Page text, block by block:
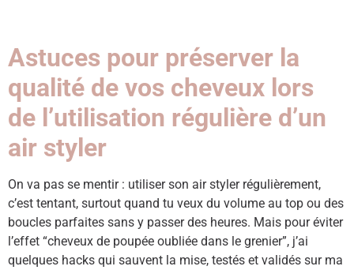
Astuces pour préserver la
qualité de vos cheveux lors
de l’utilisation régulière d’un
air styler
On va pas se mentir : utiliser son air styler régulièrement,
c’est tentant, surtout quand tu veux du volume au top ou des
boucles parfaites sans y passer des heures. Mais pour éviter
l’effet “cheveux de poupée oubliée dans le grenier”, j’ai
quelques hacks qui sauvent la mise, testés et validés sur ma